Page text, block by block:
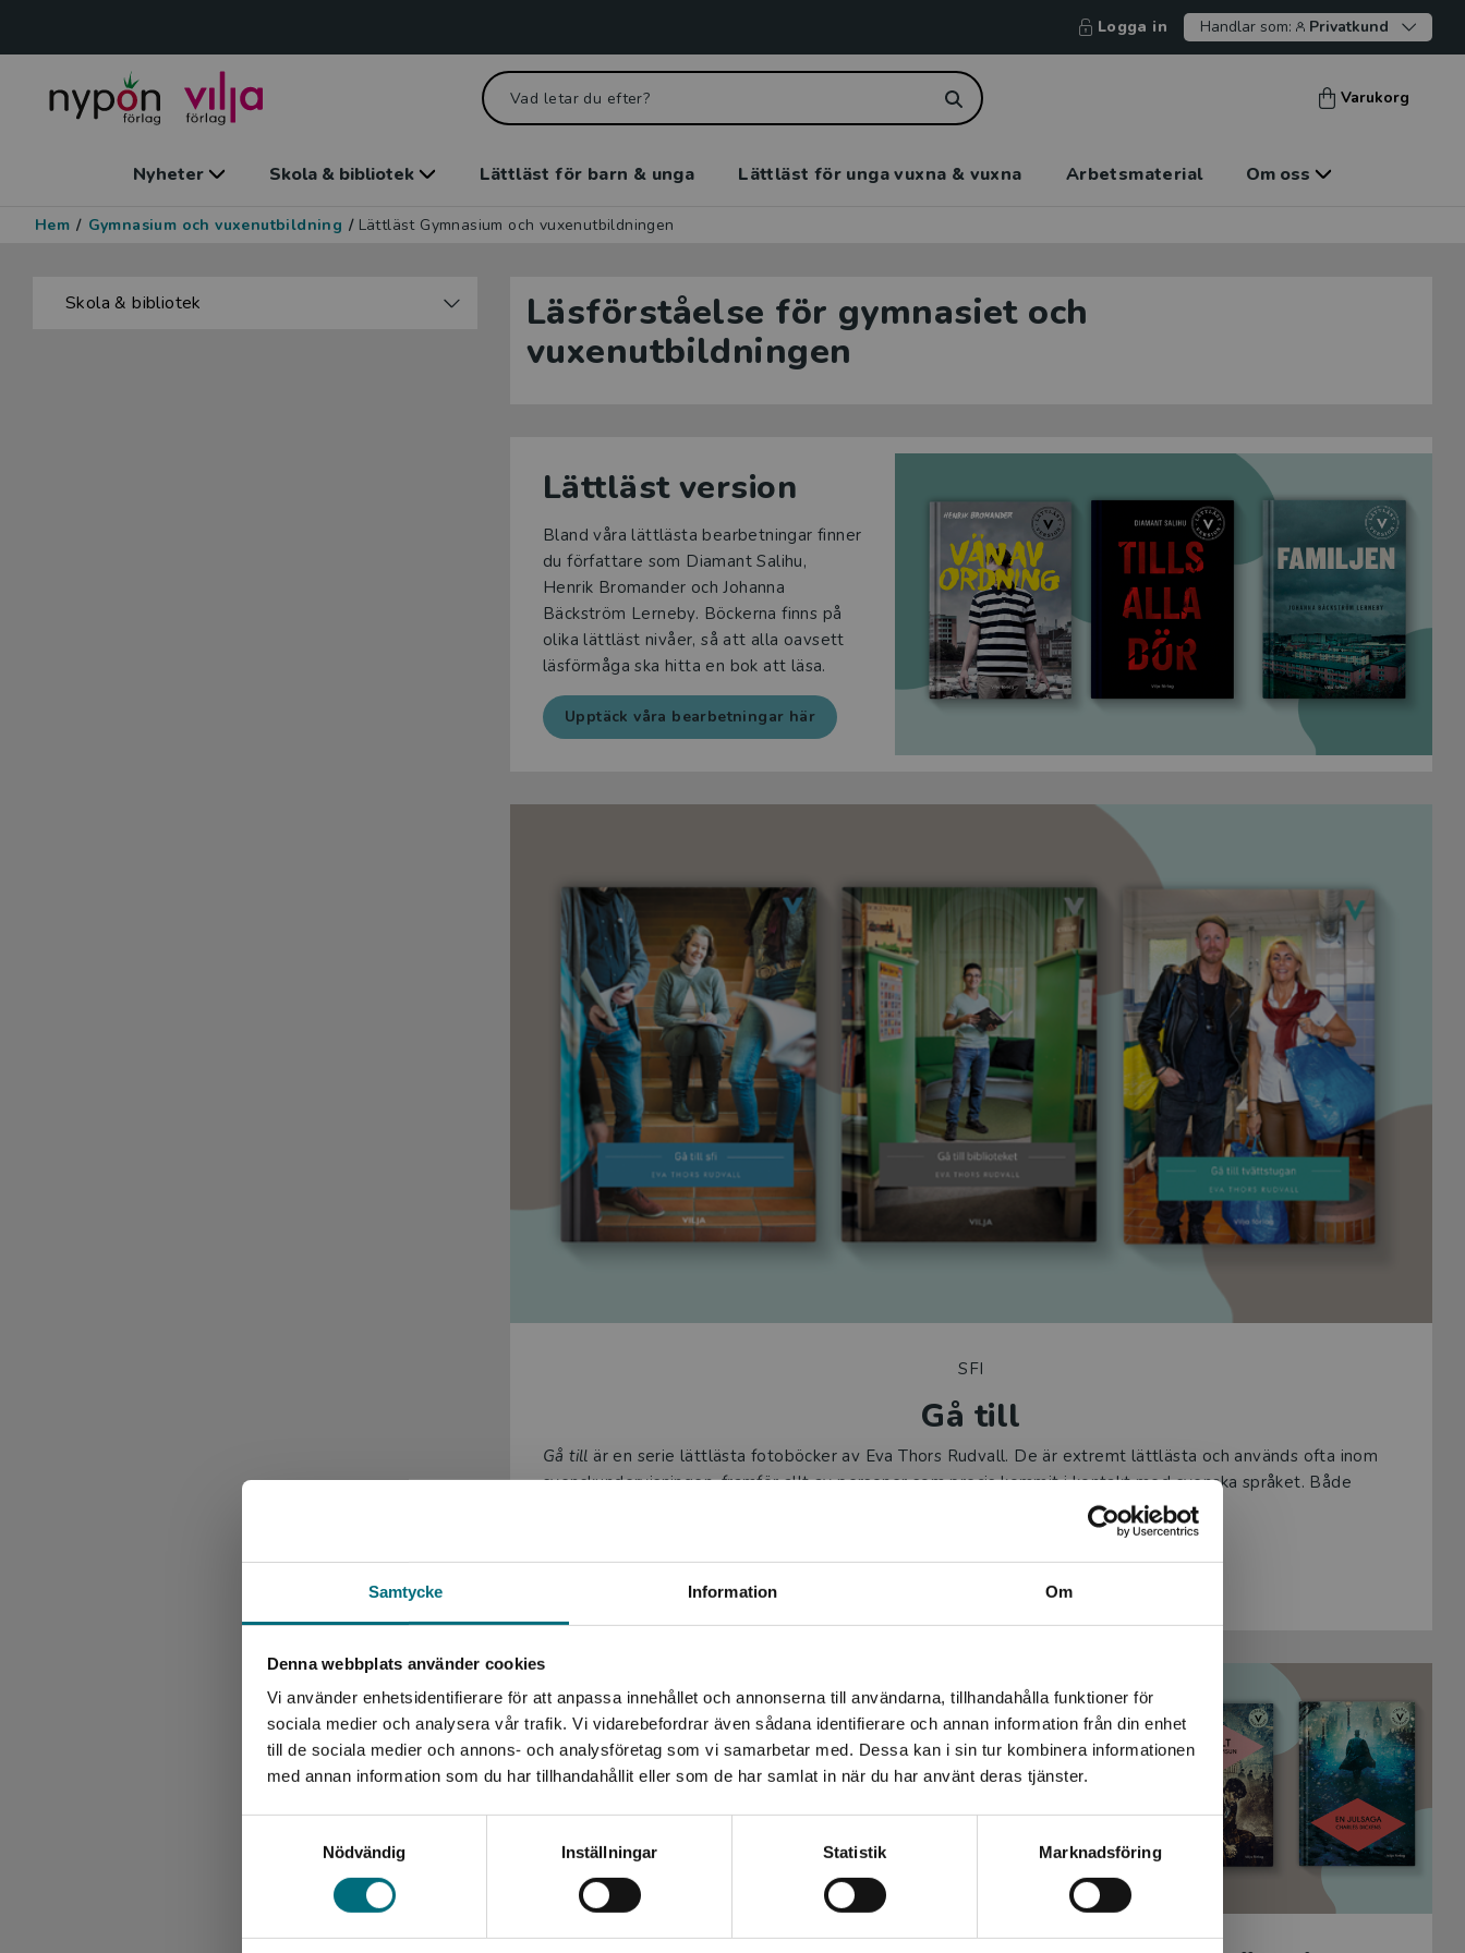
Samtycke Information Om
Denna webbplats använder cookies
Vi använder enhetsidentifierare för att anpassa innehållet och annonserna till användarna, tillhandahålla funktioner för
sociala medier och analysera vår trafik. Vi vidarebefordrar även sådana identifierare och annan information från din enhet
till de sociala medier och annons- och analysföretag som vi samarbetar med. Dessa kan i sin tur kombinera informationen
med annan information som du har tillhandahållit eller som de har samlat in när du har använt deras tjänster.
Nödvändig
Inställningar Statistik Marknadsföring
Begränsad fraktregion
Det verkar som att du besöker nyponochviljaforlag.se via
en enhet utanför Sverige. Vi erbjuder inte leveranser
utanför Sverige. För att kunna slutföra ett köp måste
leveransadressen vara i Sverige.
Logga in Handlar som: Privatkund
Varukorg
Nyheter Skola & bibliotek Lättläst för barn & unga Lättläst för unga vuxna & vuxna Arbetsmaterial Om oss
Hem / Gymnasium och vuxenutbildning / Lättläst Gymnasium och vuxenutbildningen
Skola & bibliotek
Läsförståelse för gymnasiet och
vuxenutbildningen
Lättläst version
Bland våra lättlästa bearbetningar finner
du författare som Diamant Salihu,
Henrik Bromander och Johanna
Bäckström Lerneby. Böckerna finns på
olika lättläst nivåer, så att alla oavsett
läsförmåga ska hitta en bok att läsa.
Upptäck våra bearbetningar här
SFI
Gå till
Gå till är en serie lättlästa fotoböcker av Eva Thors Rudvall. De är extremt lättlästa och används ofta inom
svenskundervisningen, framför allt av personer som precis kommit i kontakt med svenska språket. Både